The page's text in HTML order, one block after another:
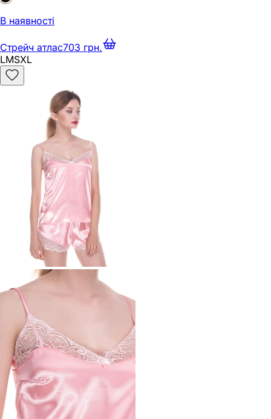
В наявності
Стрейч атлас703 грн.
LMSXL